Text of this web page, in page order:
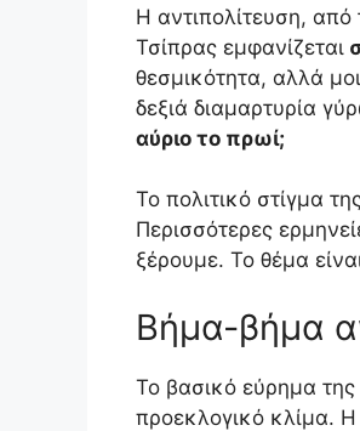
Η αντιπολίτευση, από
Τσίπρας εμφανίζεται
θεσμικότητα, αλλά
δεξιά διαμαρτυρία
αύριο το πρωί;
Το πολιτικό στίγμα
Περισσότερες
ξέρουμε. Το θέμα
Βήμα-βήμα
Το βασικό εύρημα της
προεκλογικό κλίμα.